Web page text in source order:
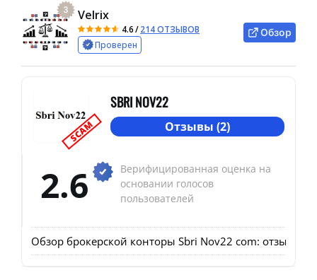
3 Velrix
4.6/214 ОТЗЫВОВ
Проверен
Обзор
SCAM
SBRI NOV22
Отзывы (2)
2.6
Верифицированная оценка на
основании голосов
пользователей
Обзор брокерской конторы Sbri Nov22 com: отзывы